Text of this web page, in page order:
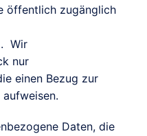
öffentlich zugänglich
Wir
nur
einen Bezug zur
Daten, die